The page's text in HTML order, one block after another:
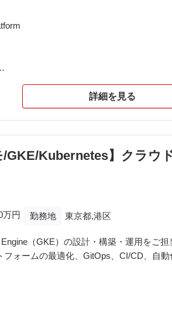
Center
詳細を見る
/GKE/Kubernetes】クラウ
万円 勤務地 東京都,港区
（GKE）の設計・構築・運用をご担
フォームの最適化、GitOps、CI/CD、自